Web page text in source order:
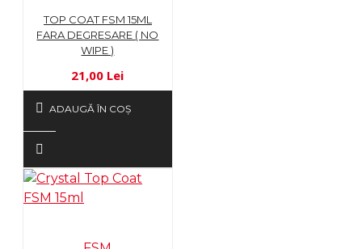
TOP COAT FSM 15ML
FARA DEGRESARE ( NO
WIPE )
21,00 Lei
ADAUGĂ ÎN COŞ